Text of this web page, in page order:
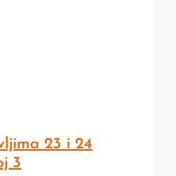
23 i 24
3